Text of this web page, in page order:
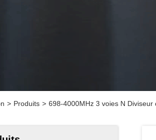
> Produits > 698-4000MHz 3 voies N Diviseur